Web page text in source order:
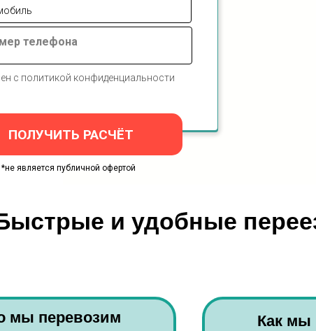
телефона
с политикой конфиденциальности
ПОЛУЧИТЬ РАСЧЁТ
*не является публичной офертой
и удобные
мы перевозим Как мы